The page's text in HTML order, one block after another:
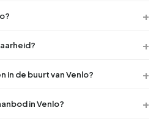
in de buurt van Venlo?
in Venlo?